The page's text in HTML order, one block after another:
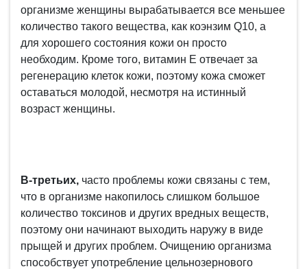
организме женщины вырабатывается все меньшее
количество такого вещества, как коэнзим Q10, а
для хорошего состояния кожи он просто
необходим. Кроме того, витамин E отвечает за
регенерацию клеток кожи, поэтому кожа сможет
оставаться молодой, несмотря на истинный
возраст женщины.
В-третьих, часто проблемы кожи связаны с тем,
что в организме накопилось слишком большое
количество токсинов и других вредных веществ,
поэтому они начинают выходить наружу в виде
прыщей и других проблем. Очищению организма
способствует употребление цельнозернового